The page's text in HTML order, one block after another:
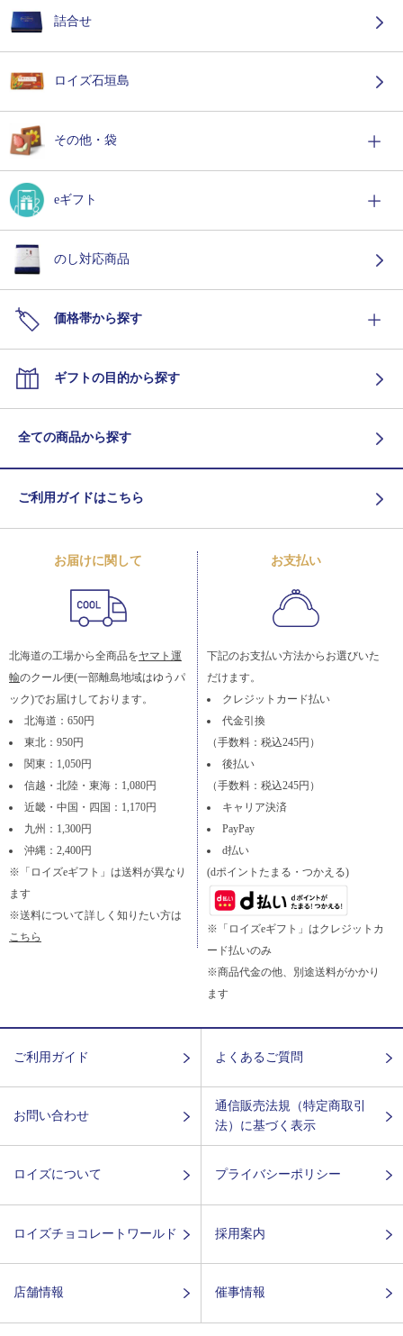
詰合せ
ロイズ石垣島
その他・袋
eギフト
のし対応商品
価格帯から探す
ギフトの目的から探す
全ての商品から探す
ご利用ガイドはこちら
お届けに関して
北海道の工場から全商品をヤマト運
輸のクール便(一部離島地域はゆうパ
ック)でお届けしております。
北海道：650円
東北：950円
関東：1,050円
信越・北陸・東海：1,080円
近畿・中国・四国：1,170円
九州：1,300円
沖縄：2,400円
※「ロイズeギフト」は送料が異なり
ます
※送料について詳しく知りたい方は
こちら
お支払い
下記のお支払い方法からお選びいた
だけます。
クレジットカード払い
代金引換
（手数料：税込245円）
後払い
（手数料：税込245円）
キャリア決済
PayPay
d払い
(dポイントたまる・つかえる)
※「ロイズeギフト」はクレジットカ
ード払いのみ
※商品代金の他、別途送料がかかり
ます
ご利用ガイド よくあるご質問
お問い合わせ
通信販売法規（特定商取引
法）に基づく表示
ロイズについて プライバシーポリシー
ロイズチョコレートワールド 採用案内
店舗情報 催事情報